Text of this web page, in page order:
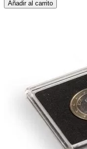
Añadir al carrito